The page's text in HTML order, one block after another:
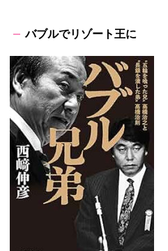
バブルでリゾート王に